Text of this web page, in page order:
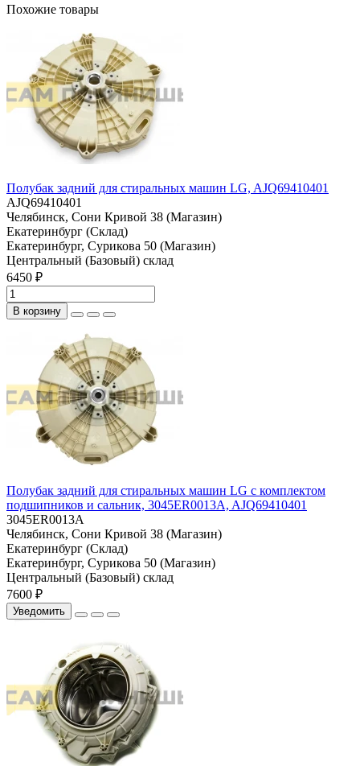
Похожие товары
Полубак задний для стиральных машин LG, AJQ69410401
AJQ69410401
Челябинск, Сони Кривой 38 (Магазин)
Екатеринбург (Склад)
Екатеринбург, Сурикова 50 (Магазин)
Центральный (Базовый) склад
6450 ₽
В корзину
Полубак задний для стиральных машин LG с комплектом
подшипников и сальник, 3045ER0013A, AJQ69410401
3045ER0013A
Челябинск, Сони Кривой 38 (Магазин)
Екатеринбург (Склад)
Екатеринбург, Сурикова 50 (Магазин)
Центральный (Базовый) склад
7600 ₽
Уведомить